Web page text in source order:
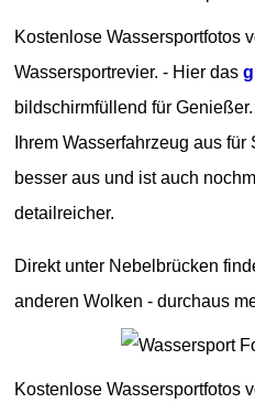
Kostenlose Wassersportfotos
Wassersportrevier. - Hier das
bildschirmfüllend für
Ihrem Wasserfahrzeug aus
besser aus und ist auch
detailreicher.
Direkt unter Nebelbrücken
anderen Wolken - durchaus
Kostenlose Wassersportfotos